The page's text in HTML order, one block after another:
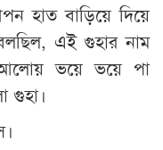
হাত বাড়িয়ে দিয়ে
এই গুহার নাম
ভয়ে ভয়ে পা
গুহা।